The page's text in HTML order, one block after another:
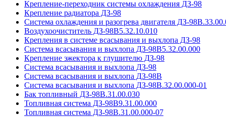
Крепление-переходник системы охлаждения ДЗ-98
Крепление радиатора ДЗ-98
Система охлаждения и разогрева двигателя ДЗ-
Воздухоочиститель ДЗ-98В5.32.10.010
Крепления в системе всасывания и выхлопа ДЗ-98
Система всасывания и выхлопа ДЗ-98В5.32.00.000
Крепление эжектора к глушителю ДЗ-98
Система всасывания и выхлопа ДЗ-98
Система всасывания и выхлопа ДЗ-98В
Система всасывания и выхлопа ДЗ-98В.32.00.000-01
Бак топливный ДЗ-98В.31.00.030
Топливная система ДЗ-98В9.31.00.000
Топливная система ДЗ-98В.31.00.000-07